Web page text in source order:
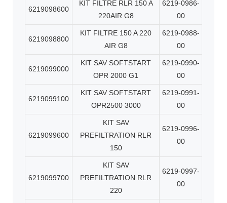
6219098600
KIT FILTRE RLR 150 A
220AIR G8
6219-0986-
00
6219098800
KIT FILTRE 150 A 220
AIR G8
6219-0988-
00
6219099000
KIT SAV SOFTSTART
OPR 2000 G1
6219-0990-
00
6219099100
KIT SAV SOFTSTART
OPR2500 3000
6219-0991-
00
6219099600
KIT SAV
PREFILTRATION RLR
150
6219-0996-
00
6219099700
KIT SAV
PREFILTRATION RLR
220
6219-0997-
00